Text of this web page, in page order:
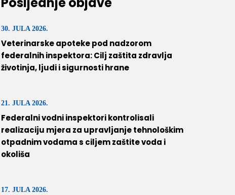
30. JULA 2026.
Veterinarske apoteke pod nadzorom
federalnih inspektora: Cilj zaštita zdravlja
životinja, ljudi i sigurnosti hrane
21. JULA 2026.
Federalni vodni inspektori kontrolisali
realizaciju mjera za upravljanje tehnološkim
otpadnim vodama s ciljem zaštite voda i
okoliša
17. JULA 2026.